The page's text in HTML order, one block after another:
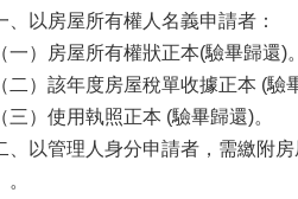
以房屋所有權人名義申請者：
）房屋所有權狀正本(驗畢歸還)
）該年度房屋稅單收據正本 (驗
）使用執照正本 (驗畢歸還)。
以管理人身分申請者，需繳附房